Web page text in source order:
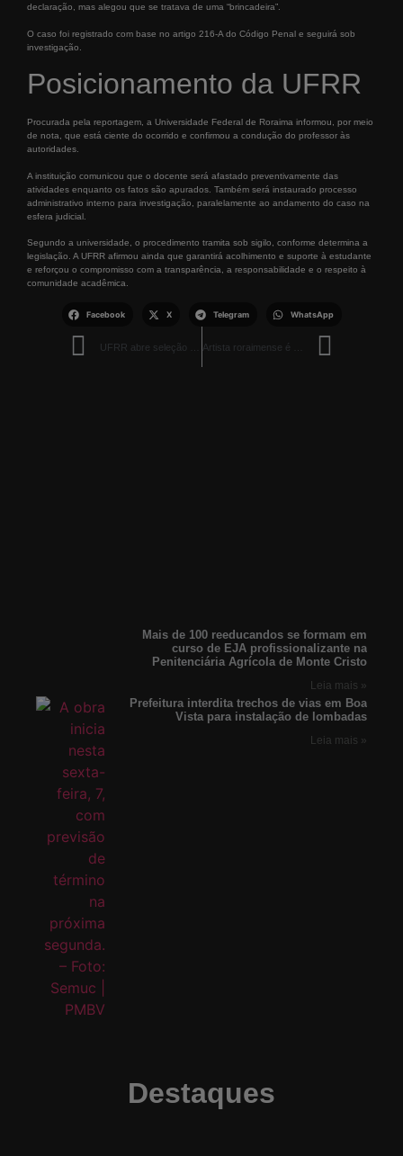
declaração, mas alegou que se tratava de uma “brincadeira”.
O caso foi registrado com base no artigo 216-A do Código Penal e seguirá sob
investigação.
Posicionamento da UFRR
Procurada pela reportagem, a Universidade Federal de Roraima informou, por meio
de nota, que está ciente do ocorrido e confirmou a condução do professor às
autoridades.
A instituição comunicou que o docente será afastado preventivamente das
atividades enquanto os fatos são apurados. Também será instaurado processo
administrativo interno para investigação, paralelamente ao andamento do caso na
esfera judicial.
Segundo a universidade, o procedimento tramita sob sigilo, conforme determina a
legislação. A UFRR afirmou ainda que garantirá acolhimento e suporte à estudante
e reforçou o compromisso com a transparência, a responsabilidade e o respeito à
comunidade acadêmica.
Facebook X Telegram WhatsApp
Destaques
Mais de 100 reeducandos se formam em
curso de EJA profissionalizante na
Penitenciária Agrícola de Monte Cristo
Leia mais »
Prefeitura interdita trechos de vias em Boa
Vista para instalação de lombadas
Leia mais »